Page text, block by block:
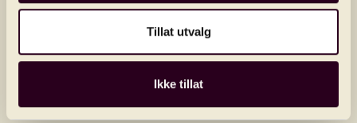
Tillat utvalg
Ikke tillat
Familiekonsert og Vestlandsfestivalen
Fredag 12. feb: 17.00 – 21.00
Lørdag 13. feb: Generalprøve og